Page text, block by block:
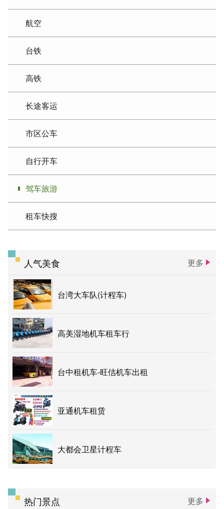
航空
台铁
高铁
长途客运
市区公车
自行开车
驾车旅游
租车快搜
人气美食 更多
台湾大车队(计程车)
高美湿地机车租车行
台中租机车-旺佶机车出租
亚通机车租赁
大都会卫星计程车
热门景点 更多